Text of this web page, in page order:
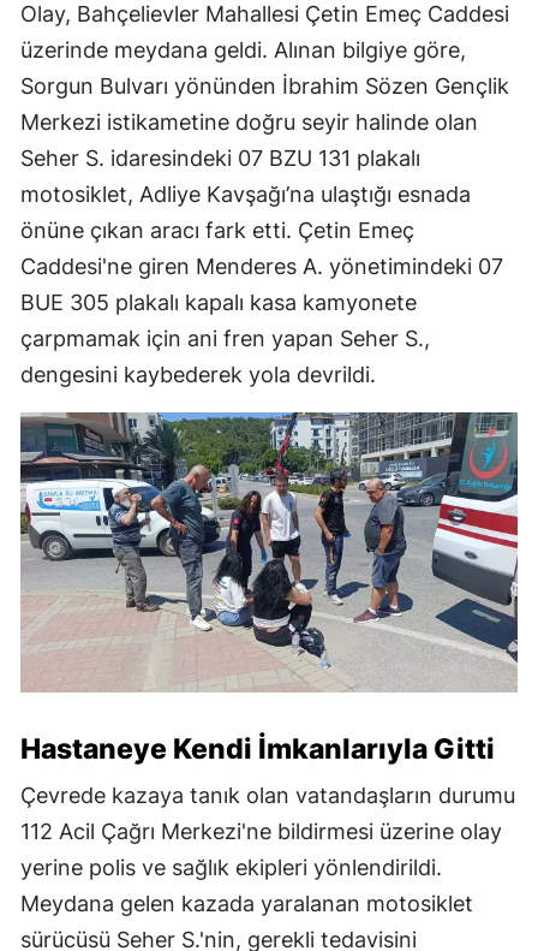
Olay, Bahçelievler Mahallesi Çetin Emeç Caddesi
üzerinde meydana geldi. Alınan bilgiye göre,
Sorgun Bulvarı yönünden İbrahim Sözen Gençlik
Merkezi istikametine doğru seyir halinde olan
Seher S. idaresindeki 07 BZU 131 plakalı
motosiklet, Adliye Kavşağı’na ulaştığı esnada
önüne çıkan aracı fark etti. Çetin Emeç
Caddesi'ne giren Menderes A. yönetimindeki 07
BUE 305 plakalı kapalı kasa kamyonete
çarpmamak için ani fren yapan Seher S.,
dengesini kaybederek yola devrildi.
Hastaneye Kendi İmkanlarıyla Gitti
Çevrede kazaya tanık olan vatandaşların durumu
112 Acil Çağrı Merkezi'ne bildirmesi üzerine olay
yerine polis ve sağlık ekipleri yönlendirildi.
Meydana gelen kazada yaralanan motosiklet
sürücüsü Seher S.'nin, gerekli tedavisini